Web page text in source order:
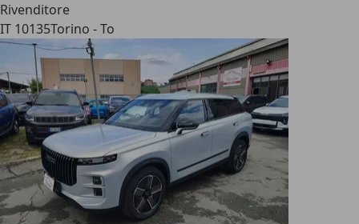
Rivenditore
IT 10135Torino - To